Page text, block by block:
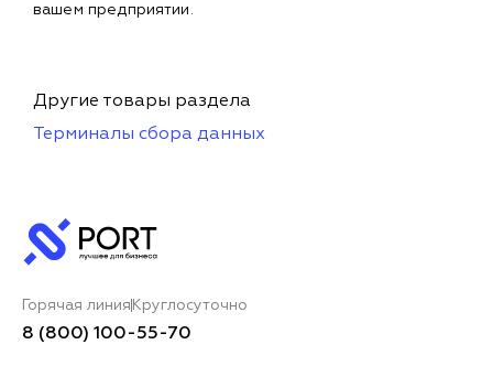
вашем предприятии.
Другие товары раздела
Терминалы сбора данных
Горячая линия Круглосуточно
8 (800) 100-55-70